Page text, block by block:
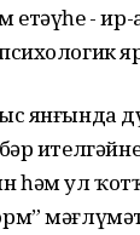
етәүһе -
янғында
һәм ул